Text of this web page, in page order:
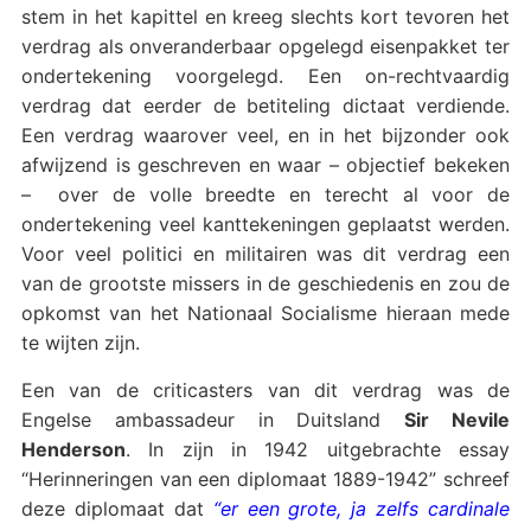
stem in het kapittel en kreeg slechts kort tevoren het
verdrag als onveranderbaar opgelegd eisenpakket ter
ondertekening voorgelegd. Een on-rechtvaardig
verdrag dat eerder de betiteling dictaat verdiende.
Een verdrag waarover veel, en in het bijzonder ook
afwijzend is geschreven en waar – objectief bekeken
– over de volle breedte en terecht al voor de
ondertekening veel kanttekeningen geplaatst werden.
Voor veel politici en militairen was dit verdrag een
van de grootste missers in de geschiedenis en zou de
opkomst van het Nationaal Socialisme hieraan mede
te wijten zijn.
Een van de criticasters van dit verdrag was de
Engelse ambassadeur in DuitslandSir Nevile
Henderson. In zijn in 1942 uitgebrachte essay
“Herinneringen van een diplomaat 1889-1942” schreef
deze diplomaat dat “er een grote, ja zelfs cardinale